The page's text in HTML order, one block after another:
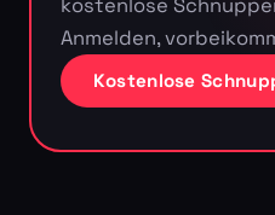
Anmelden,
Kostenlose